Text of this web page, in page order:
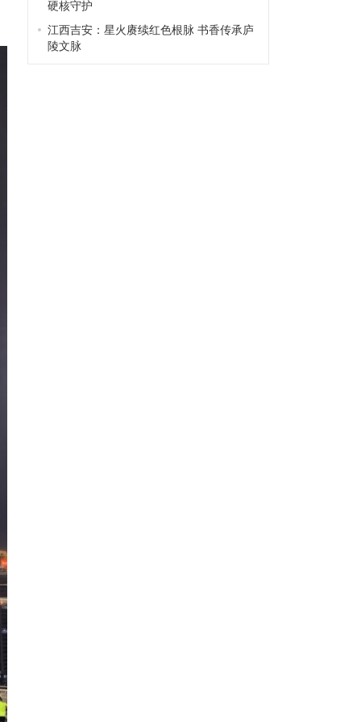
硬核守护
江西吉安：星火赓续红色根脉 书香传承庐
陵文脉